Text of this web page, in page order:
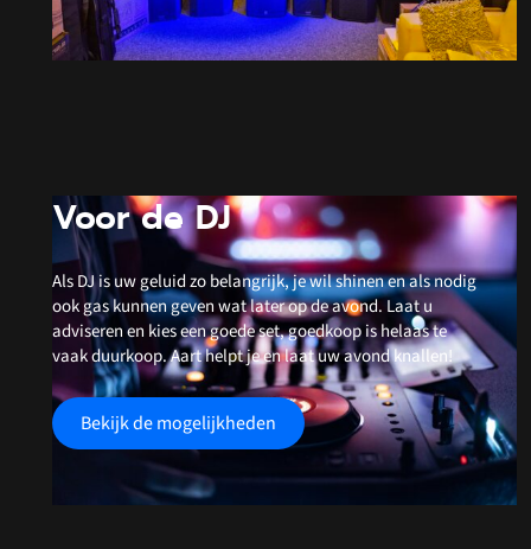
Voor de DJ
Als DJ is uw geluid zo belangrijk, je wil shinen en als nodig
ook gas kunnen geven wat later op de avond. Laat u
adviseren en kies een goede set, goedkoop is helaas te
vaak duurkoop. Aart helpt je en laat uw avond knallen!
Bekijk de mogelijkheden